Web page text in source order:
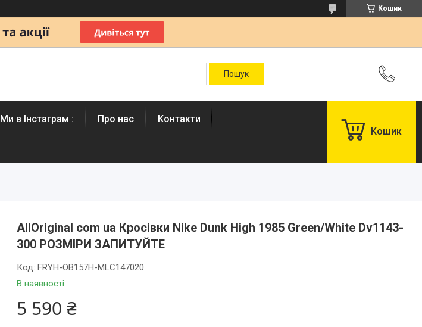
Кошик
Ми в Інстаграм : Про нас Контакти
Кошик
AllOriginal com ua Кросівки Nike Dunk High 1985 Green/White Dv1143-
300 РОЗМІРИ ЗАПИТУЙТЕ
В наявності
Код: FRYH-OB157H-MLC147020
5 590 ₴